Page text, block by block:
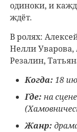
одиноки, и
ждёт.
В ролях:
Нелли Уварова,
Резалин,
Когда: 18
Где: на
Жанр: